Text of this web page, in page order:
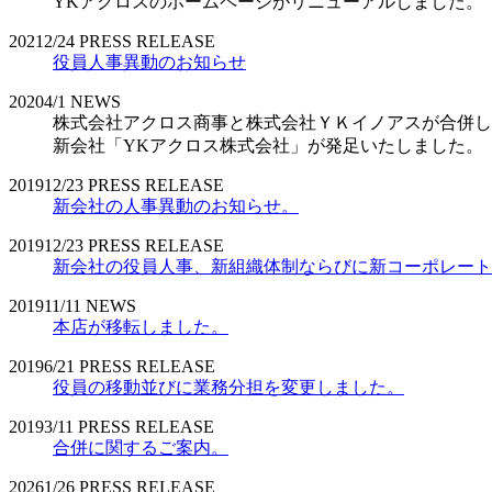
2021 2/24 PRESS RELEASE
役員人事異動のお知らせ
20204/1 NEWS
株式会社アクロス商事と株式会社ＹＫイノアスが合併し
新会社「YKアクロス株式会社」が発足いたしました。
201912/23 PRESS RELEASE
新会社の人事異動のお知らせ。
201912/23 PRESS RELEASE
新会社の役員人事、新組織体制ならびに新コーポレート
201911/11 NEWS
本店が移転しました。
20196/21 PRESS RELEASE
役員の移動並びに業務分担を変更しました。
20193/11 PRESS RELEASE
合併に関するご案内。
20261/26 PRESS RELEASE